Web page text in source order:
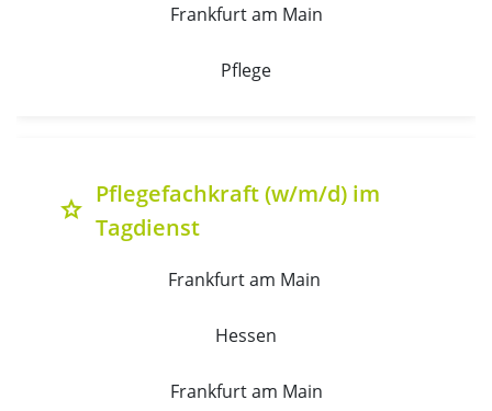
Frankfurt am Main
Pflege
grade
Pflegefachkraft (w/m/d) im
Tagdienst
Frankfurt am Main
Hessen
Frankfurt am Main